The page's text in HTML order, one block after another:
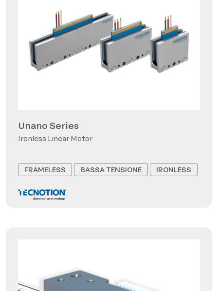
Unano Series
Ironless Linear Motor
FRAMELESS BASSA TENSIONE IRONLESS